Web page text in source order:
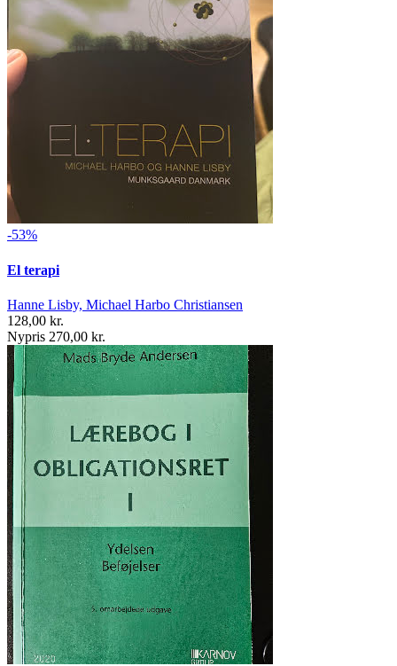
-53%
El terapi
Hanne Lisby, Michael Harbo Christiansen
128,00 kr.
Nypris 270,00 kr.